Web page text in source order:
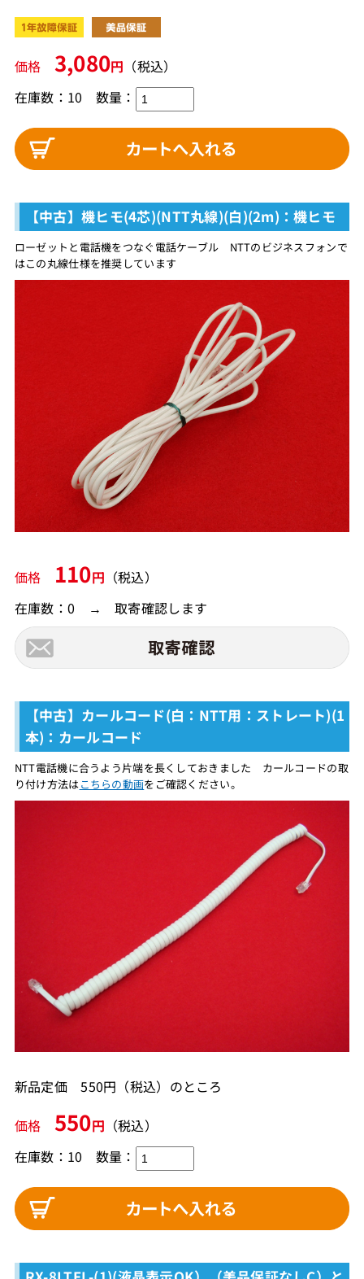
価格 3,080円 （税込）
在庫数：10 数量：
【中古】機ヒモ(4芯)(NTT丸線)(白)(2m)：機ヒモ
ローゼットと電話機をつなぐ電話ケーブル NTTのビジネスフォンで
はこの丸線仕様を推奨しています
価格 110円 （税込）
在庫数：0 → 取寄確認します
【中古】カールコード(白：NTT用：ストレート)(1
本)：カールコード
NTT電話機に合うよう片端を長くしておきました カールコードの取
り付け方法はこちらの動画をご確認ください。
新品定価 550円（税込）のところ
価格 550円 （税込）
在庫数：10 数量：